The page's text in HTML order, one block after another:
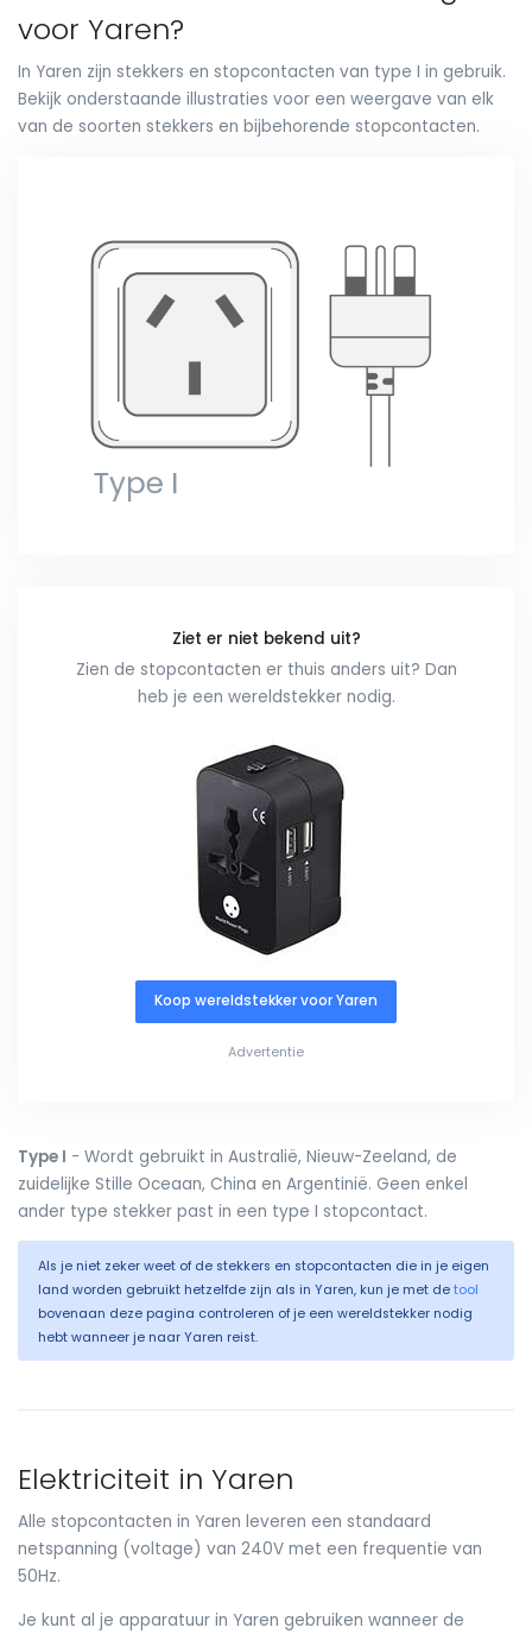
voor Yaren?
In Yaren zijn stekkers en stopcontacten van type I in gebruik.
Bekijk onderstaande illustraties voor een weergave van elk
van de soorten stekkers en bijbehorende stopcontacten.
Ziet er niet bekend uit?
Zien de stopcontacten er thuis anders uit? Dan
heb je een wereldstekker nodig.
Koop wereldstekker voor Yaren
Advertentie
Type I - Wordt gebruikt in Australië, Nieuw-Zeeland, de
zuidelijke Stille Oceaan, China en Argentinië. Geen enkel
ander type stekker past in een type I stopcontact.
Als je niet zeker weet of de stekkers en stopcontacten die in je eigen
land worden gebruikt hetzelfde zijn als in Yaren, kun je met de tool
bovenaan deze pagina controleren of je een wereldstekker nodig
hebt wanneer je naar Yaren reist.
Elektriciteit in Yaren
Alle stopcontacten in Yaren leveren een standaard
netspanning (voltage) van 240V met een frequentie van
50Hz.
Je kunt al je apparatuur in Yaren gebruiken wanneer de